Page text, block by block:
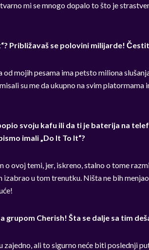
mi se mnogo dopalo to što je
Približavaš se polovini milijarde!
mojih pesama ima petsto miliona
su me da ukupno na svim
svoju kafu ili da ti je baterija na
imali „Do It To It“?
o ovoj temi, jer, iskreno, stalno o tome
izabrao u tom trenutku. Ništa ne bih
grupom Cherish! Šta se dalje sa tim
zajedno, ali to sigurno neće biti poslednji